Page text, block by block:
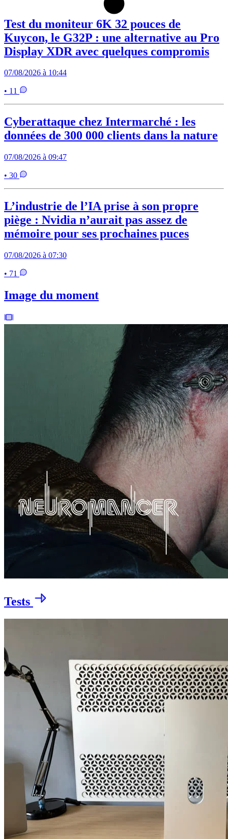
Test du moniteur 6K 32 pouces de
Kuycon, le G32P : une alternative au Pro
Display XDR avec quelques compromis
07/08/2026 à 10:44
• 11
Cyberattaque chez Intermarché : les
données de 300 000 clients dans la nature
07/08/2026 à 09:47
• 30
L’industrie de l’IA prise à son propre
piège : Nvidia n’aurait pas assez de
mémoire pour ses prochaines puces
07/08/2026 à 07:30
• 71
Image du moment
Tests